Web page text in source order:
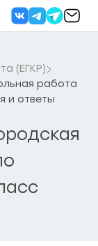
(ЕГКР)
работа
и ответы